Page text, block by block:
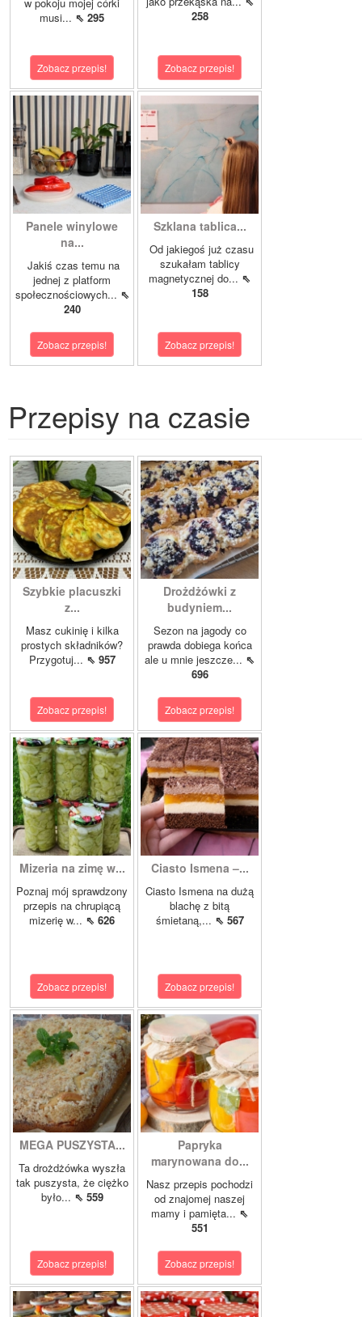
w pokoju mojej córki
musi... ⇖ 295
Zobacz przepis!
258
Zobacz przepis!
Panele winylowe
na...
Jakiś czas temu na
jednej z platform
społecznościowych... ⇖
240
Zobacz przepis!
Szklana tablica...
Od jakiegoś już czasu
szukałam tablicy
magnetycznej do... ⇖
158
Zobacz przepis!
Przepisy na czasie
Szybkie placuszki
z...
Masz cukinię i kilka
prostych składników?
Przygotuj... ⇖ 957
Zobacz przepis!
Drożdżówki z
budyniem...
Sezon na jagody co
prawda dobiega końca
ale u mnie jeszcze... ⇖
696
Zobacz przepis!
Mizeria na zimę w...
Poznaj mój sprawdzony
przepis na chrupiącą
mizerię w... ⇖ 626
Zobacz przepis!
Ciasto Ismena –...
Ciasto Ismena na dużą
blachę z bitą
śmietaną,... ⇖ 567
Zobacz przepis!
MEGA PUSZYSTA...
Ta drożdżówka wyszła
tak puszysta, że ciężko
było... ⇖ 559
Zobacz przepis!
Papryka
marynowana do...
Nasz przepis pochodzi
od znajomej naszej
mamy i pamięta... ⇖
551
Zobacz przepis!